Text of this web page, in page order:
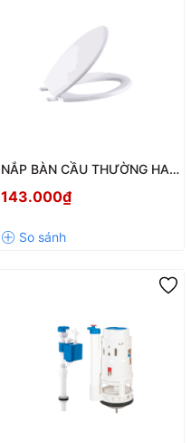
NẮP BÀN CẦU THƯỜNG HA-
BỀN ĐẸP, DỄ LẮP ĐẶT
143.000₫